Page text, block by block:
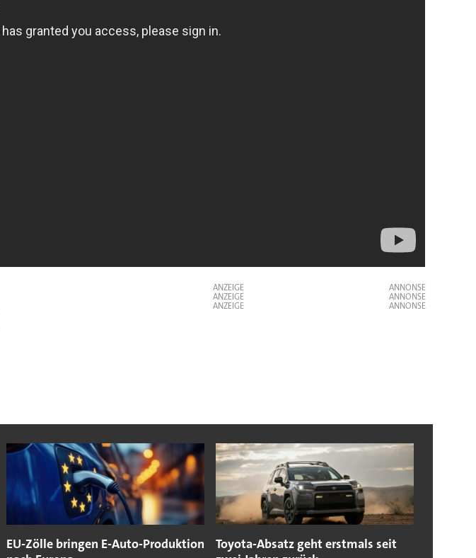
ANZEIGE
ANZEIGE
ANZEIGE
EU-Zölle bringen E-Auto-Produktion
Toyota-Absatz geht erstmals seit